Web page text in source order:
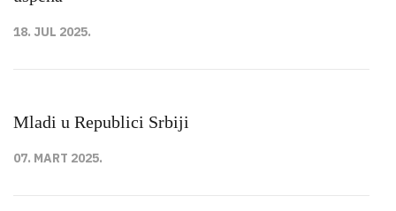
18. JUL 2025.
Mladi u Republici Srbiji
07. MART 2025.